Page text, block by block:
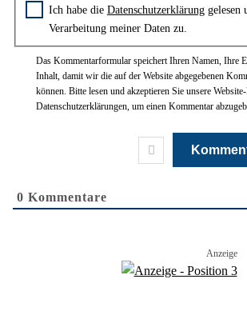
Zustimmung zur Datenschutzerklärung
Ich habe die Datenschutzerklärunggelesen
Verarbeitung meiner Daten zu.
Das Kommentarformular speichert Ihren Namen, Ihre
Inhalt, damit wir die auf der Website abgegebenen
können. Bitte lesen und akzeptieren Sie unsere
Datenschutzerklärungen, um einen Kommentar
0 Kommentare